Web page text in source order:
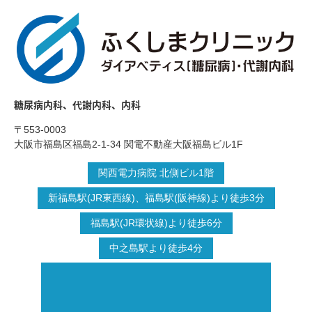
糖尿病内科、代謝内科、内科
〒553-0003
大阪市福島区福島2-1-34 関電不動産大阪福島ビル1F
関西電力病院 北側ビル1階
新福島駅(JR東西線)、福島駅(阪神線)より徒歩3分
福島駅(JR環状線)より徒歩6分
中之島駅より徒歩4分